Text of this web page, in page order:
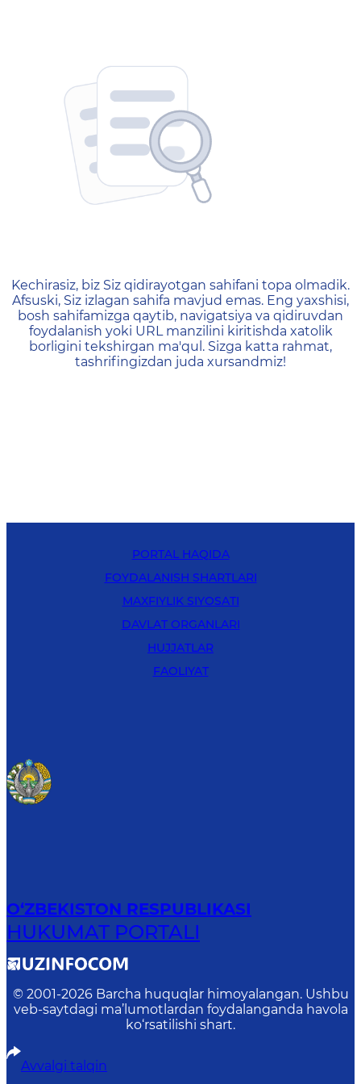
404 — Страница не
Kechirasiz, biz Siz qidirayotgan sahifani topa olmadik.
Afsuski, Siz izlagan sahifa mavjud emas. Eng yaxshisi,
bosh sahifamizga qaytib, navigatsiya va qidiruvdan
foydalanish yoki URL manzilini kiritishda xatolik
borligini tekshirgan ma'qul. Sizga katta rahmat,
tashrifingizdan juda xursandmiz!
PORTAL HAQIDA
FOYDALANISH SHARTLARI
MAXFIYLIK SIYOSATI
DAVLAT ORGANLARI
HUJJATLAR
FAOLIYAT
O‘ZBEKISTON RESPUBLIKASI
HUKUMAT PORTALI
© 2001-2026 Barcha huquqlar himoyalangan. Ushbu
veb-saytdagi ma’lumotlardan foydalanganda havola
ko‘rsatilishi shart.
Avvalgi talqin